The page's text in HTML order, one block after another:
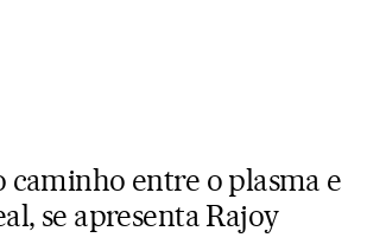
caminho entre o plasma e
se apresenta Rajoy